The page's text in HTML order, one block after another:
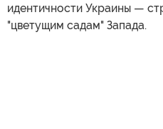
идентичности Украины —
"цветущим садам" Запада.